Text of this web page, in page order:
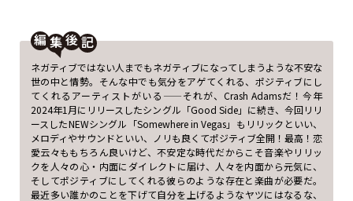
編
後
ネガティブではない人までもネガティブになってしまうような不安な
世の中と情勢。そんな中でも気分をアゲてくれる、ポジティブにし
てくれるアーティストがいる——それが、Crash Adamsだ！今年
2024年1月にリリースしたシングル「Good Side」に続き、今回リリ
ースしたNEWシングル「Somewhere in Vegas」もリリックといい、
メロディやサウンドといい、ノリも良くてポジティブ全開！最高！恋
愛云々ももちろん良いけど、不安定な時代だからこそ音楽やリリッ
クを人々の心・内面にダイレクトに届け、人々を内面から元気に、
そしてポジティブにしてくれる彼らのような存在と楽曲が必要だ。
最近多い誰かのことを下げて自分を上げるようなヤツにはなるな、